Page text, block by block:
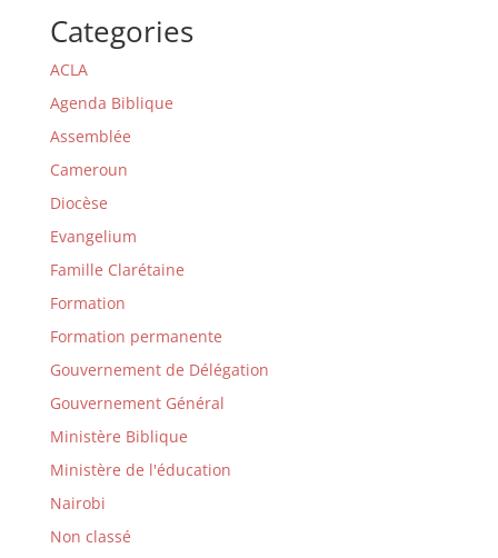
Categories
ACLA
Agenda Biblique
Assemblée
Cameroun
Diocèse
Evangelium
Famille Clarétaine
Formation
Formation permanente
Gouvernement de Délégation
Gouvernement Général
Ministère Biblique
Ministère de l'éducation
Nairobi
Non classé